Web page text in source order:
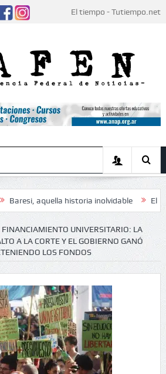
El tiempo - Tutiempo.net
aquella historia inolvidable El papa
no hacer festejos» Humor
FINANCIAMIENTO UNIVERSITARIO: LA
A LA CORTE Y EL GOBIERNO GANÓ
LOS FONDOS